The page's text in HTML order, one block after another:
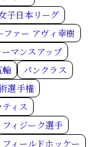
子日本リーグ
ァー アヴィ幸樹
マンスアップ
輪
パンクラス
選手権
ティス
フィジーク選手
フィールドホッケー